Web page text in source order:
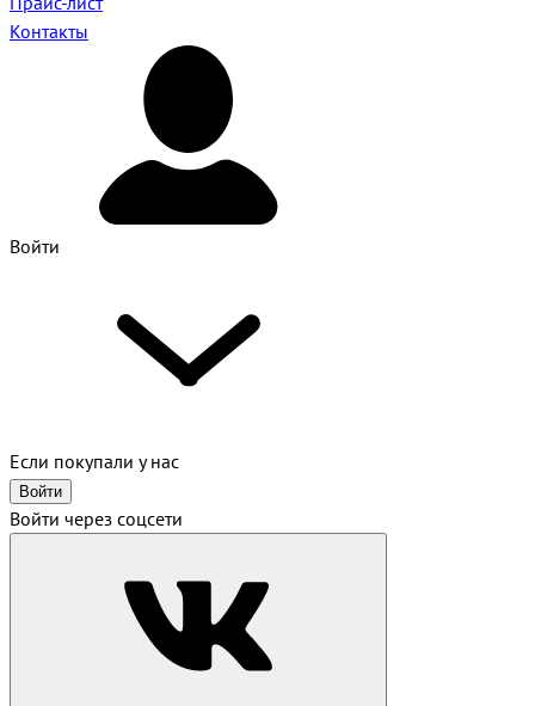
Контакты
Войти
Если покупали у нас
Войти
Войти через соцсети